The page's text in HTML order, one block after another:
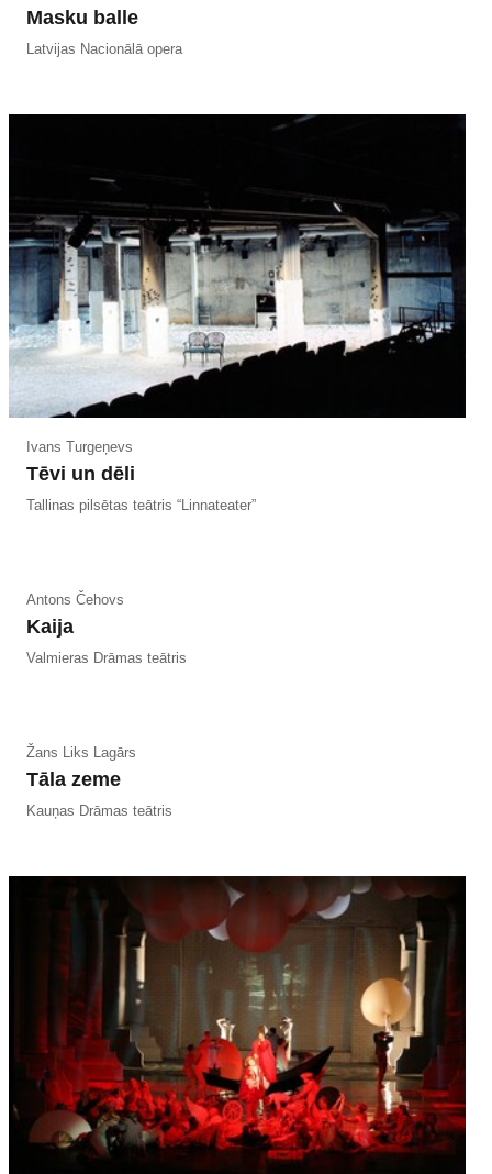
Masku balle
Latvijas Nacionālā opera
Ivans Turgeņevs
Tēvi un dēli
Tallinas pilsētas teātris “Linnateater”
Antons Čehovs
Kaija
Valmieras Drāmas teātris
Žans Liks Lagārs
Tāla zeme
Kauņas Drāmas teātris